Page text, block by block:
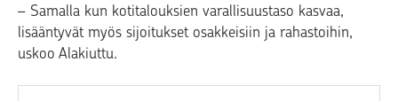
– Samalla kun kotitalouksien varallisuustaso kasvaa,
lisääntyvät myös sijoitukset osakkeisiin ja rahastoihin,
uskoo Alakiuttu.